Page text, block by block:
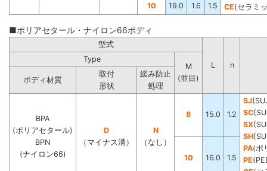
CE(セラミ
10
19.0 1.6 1.5
■ポリアセタール・ナイロン66ボディ
型式
L n
Type
M
(並目)
ボディ材質
取付
形状
緩み防止
処理
BPA
(ポリアセタール)
BPN
(ナイロン66)
D
（マイナス溝）
N
（なし）
8 15.0 1.2
SJ
SC
SX
SH
PA(ポ
PE
10 16.0 1.5